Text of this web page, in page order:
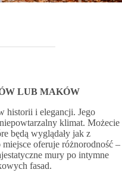
LUB MAKÓW
historii i elegancji. Jego
klimat. Możecie
będą wyglądały jak z
oferuje różnorodność –
mury po intymne
fasad.